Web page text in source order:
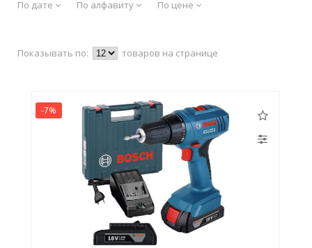
По дате По алфавиту По цене
Показывать по: товаров на странице
-7%